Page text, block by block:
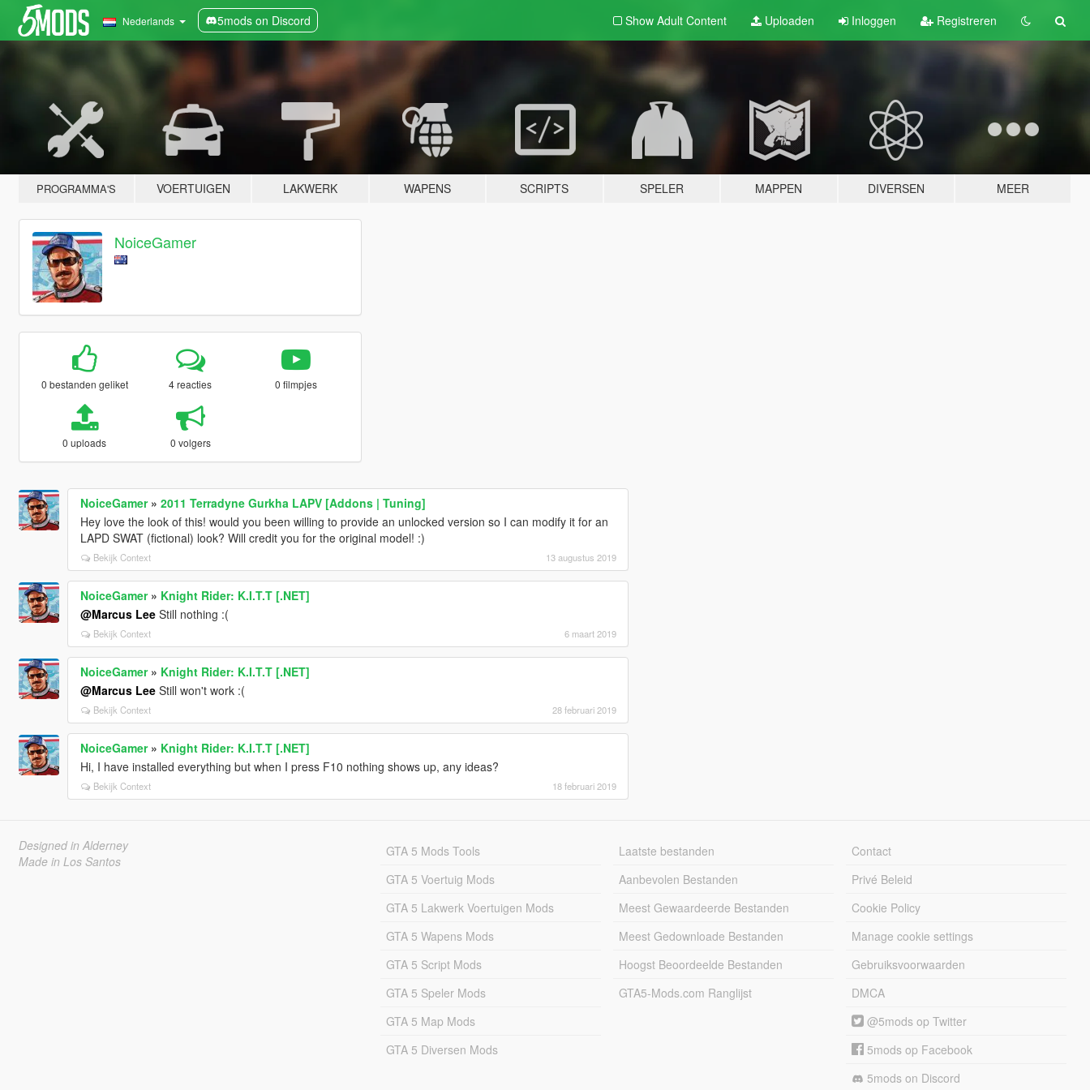
Nederlands 5mods on Discord Show Adult Content Uploaden Inloggen Registreren
PROGRAMMA'S VOERTUIGEN LAKWERK WAPENS SCRIPTS SPELER MAPPEN DIVERSEN MEER
NoiceGamer
0 bestanden geliket 4 reacties 0 filmpjes
0 uploads 0 volgers
NoiceGamer» 2011 Terradyne Gurkha LAPV [Addons | Tuning]
Hey love the look of this! would you been willing to provide an unlocked version so I can modify it for an
LAPD SWAT (fictional) look? Will credit you for the original model! :)
Bekijk Context 13 augustus 2019
NoiceGamer» Knight Rider: K.I.T.T [.NET]
@Marcus LeeStill nothing :(
Bekijk Context 6 maart 2019
NoiceGamer» Knight Rider: K.I.T.T [.NET]
@Marcus LeeStill won't work :(
Bekijk Context 28 februari 2019
NoiceGamer» Knight Rider: K.I.T.T [.NET]
Hi, I have installed everything but when I press F10 nothing shows up, any ideas?
Bekijk Context 18 februari 2019
Designed in Alderney
Made in Los Santos
GTA 5 Mods Tools
GTA 5 Voertuig Mods
GTA 5 Lakwerk Voertuigen Mods
GTA 5 Wapens Mods
GTA 5 Script Mods
GTA 5 Speler Mods
GTA 5 Map Mods
GTA 5 Diversen Mods
Laatste bestanden
Aanbevolen Bestanden
Meest Gewaardeerde Bestanden
Meest Gedownloade Bestanden
Hoogst Beoordeelde Bestanden
GTA5-Mods.com Ranglijst
Contact
Privé Beleid
Cookie Policy
Manage cookie settings
Gebruiksvoorwaarden
DMCA
@5mods op Twitter
5mods op Facebook
5mods on Discord